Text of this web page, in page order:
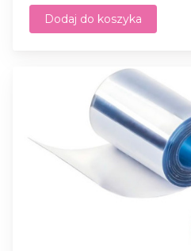
Dodaj do koszyka